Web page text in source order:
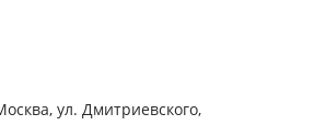
ул. Дмитриевского,